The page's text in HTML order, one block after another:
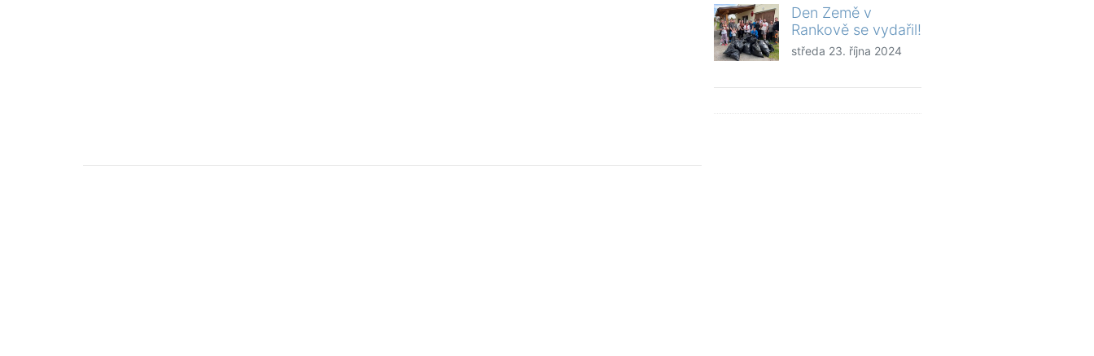
Den Země v
Rankově se vydařil!
středa 23. října 2024